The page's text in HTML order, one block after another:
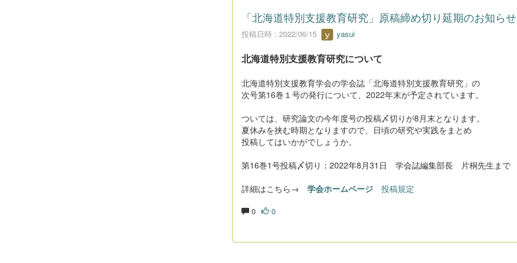
「北海道特別支援教育研究」原稿締め切り延期のお知らせ
投稿日時 : 2022/06/15 yasui
北海道特別支援教育研究について
北海道特別支援教育学会の学会誌「北海道特別支援教育研究」の
次号第16巻１号の発行について、2022年末が予定されています。
ついては、研究論文の今年度号の投稿〆切りが8月末となります。
夏休みを挟む時期となりますので、日頃の研究や実践をまとめ
投稿してはいかがでしょうか。
第16巻1号投稿〆切り：2022年8月31日 学会誌編集部長 片桐先生まで
詳細はこちら→ 学会ホームページ 投稿規定
0 0